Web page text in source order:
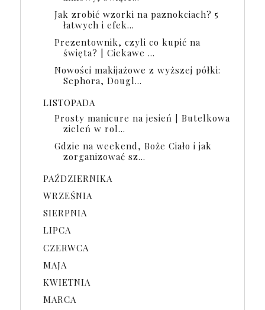
Jak zrobić wzorki na paznokciach? 5
łatwych i efek...
Prezentownik, czyli co kupić na
święta? | Ciekawe ...
Nowości makijażowe z wyższej półki:
Sephora, Dougl...
LISTOPADA
Prosty manicure na jesień | Butelkowa
zieleń w rol...
Gdzie na weekend, Boże Ciało i jak
zorganizować sz...
PAŹDZIERNIKA
WRZEŚNIA
SIERPNIA
LIPCA
CZERWCA
MAJA
KWIETNIA
MARCA